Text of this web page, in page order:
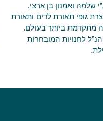
גופי תאורת לדים ותאורת
מתקדמת ביותר בעולם.
לחנויות המובחרות